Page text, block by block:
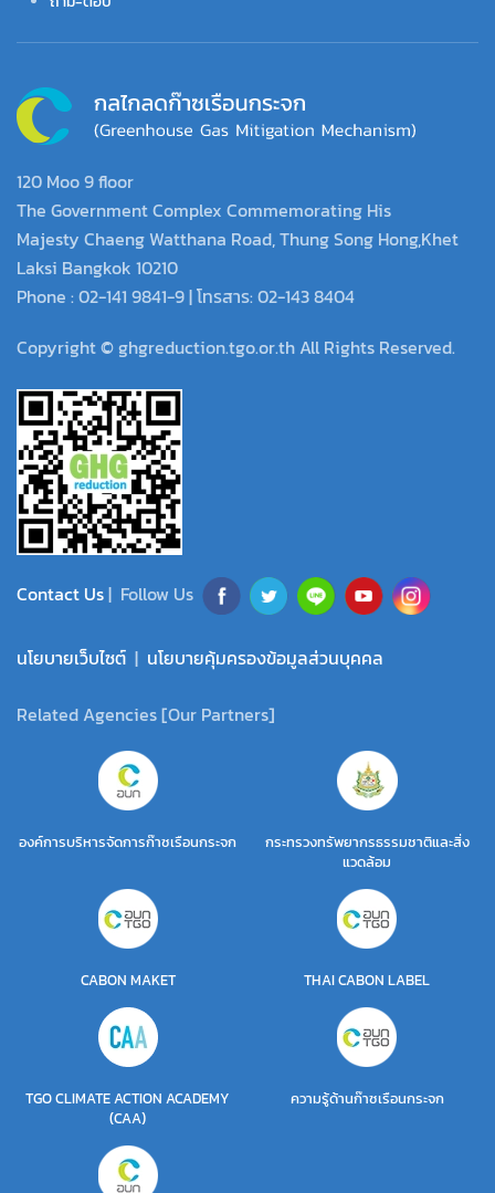
120 Moo 9 floor
The Government Complex Commemorating His
Majesty Chaeng Watthana Road, Thung Song Hong,Khet
Laksi Bangkok 10210
Phone : 02-141 9841-9 | โทรสาร: 02-143 8404
Copyright © ghgreduction.tgo.or.th All Rights Reserved.
Contact Us| Follow Us
นโยบายเว็บไซต์ | นโยบายคุ้มครองข้อมูลส่วนบุคคล
Related Agencies [Our Partners]
องค์การบริหารจัดการก๊าซเรือนกระจก
กระทรวงทรัพยากรธรรมชาติและสิ่ง
แวดล้อม
CABON MAKET THAI CABON LABEL
TGO CLIMATE ACTION ACADEMY
(CAA)
ความรู้ด้านก๊าซเรือนกระจก